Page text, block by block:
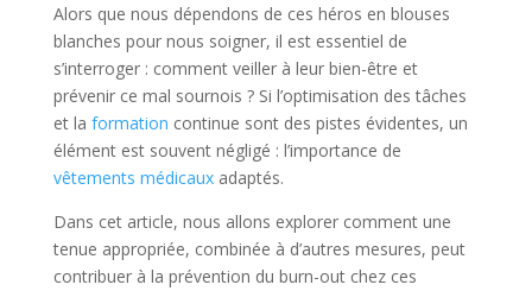
Alors que nous dépendons de ces héros en blouses
blanches pour nous soigner, il est essentiel de
s’interroger : comment veiller à leur bien-être et
prévenir ce mal sournois ? Si l’optimisation des tâches
et la formation continue sont des pistes évidentes, un
élément est souvent négligé : l’importance de
vêtements médicauxadaptés.
Dans cet article, nous allons explorer comment une
tenue appropriée, combinée à d’autres mesures, peut
contribuer à la prévention du burn-out chez ces